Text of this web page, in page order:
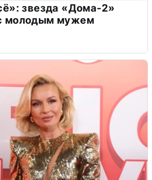
звезда «Дома-2»
молодым мужем